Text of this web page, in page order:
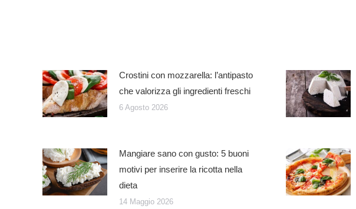
Crostini con mozzarella: l’antipasto
che valorizza gli ingredienti freschi
6 Agosto 2026
Mangiare sano con gusto: 5 buoni
motivi per inserire la ricotta nella
dieta
14 Maggio 2026